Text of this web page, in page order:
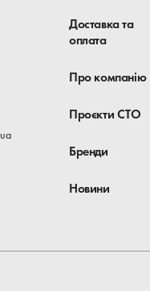
Доставка та
оплата
Про компанію
Проєкти СТО
Бренди
Новини